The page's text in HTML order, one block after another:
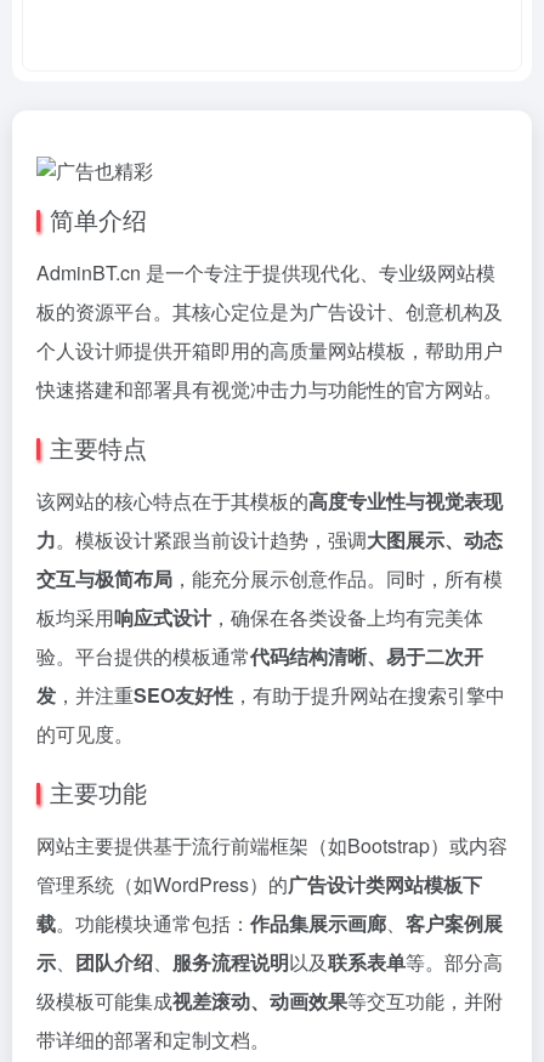
简单介绍
AdminBT.cn 是一个专注于提供现代化、专业级网站模
板的资源平台。其核心定位是为广告设计、创意机构及
个人设计师提供开箱即用的高质量网站模板，帮助用户
快速搭建和部署具有视觉冲击力与功能性的官方网站。
主要特点
该网站的核心特点在于其模板的高度专业性与视觉表现
力。模板设计紧跟当前设计趋势，强调大图展示、动态
交互与极简布局 ，能充分展示创意作品。同时，所有模
板均采用响应式设计，确保在各类设备上均有完美体
验。平台提供的模板通常代码结构清晰、易于二次开
发 ，并注重SEO友好性 ，有助于提升网站在搜索引擎中
的可见度。
主要功能
网站主要提供基于流行前端框架（如Bootstrap）或内容
管理系统（如WordPress）的广告设计类网站模板下
载。功能模块通常包括： 作品集展示画廊、 客户案例展
示、 团队介绍、 服务流程说明以及联系表单等。部分高
级模板可能集成视差滚动、动画效果等交互功能，并附
带详细的部署和定制文档。